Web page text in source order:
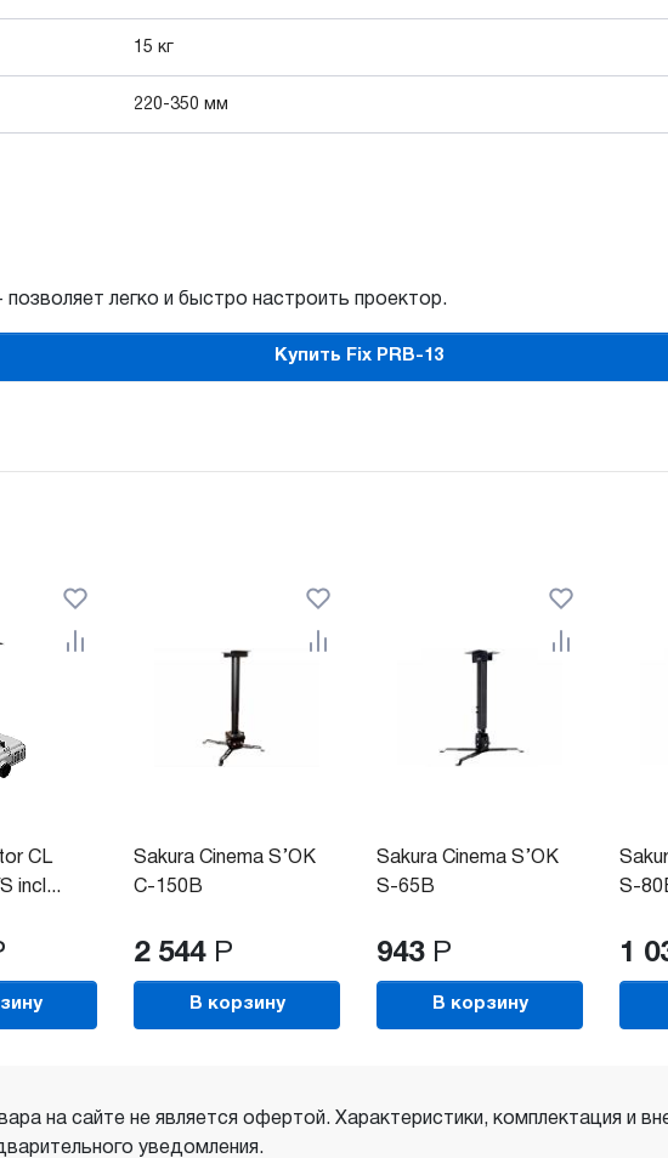
15 кг
220-350 мм
легко и быстро настроить проектор.
Купить Fix PRB-13
CL
incl...
Sakura Cinema S’OK
C-150B
2 544 Р
В корзину
Sakura Cinema S’OK
S-65B
943 Р
В корзину
S-
1
на сайте не является офертой. Характеристики, комплектация и
уведомления.